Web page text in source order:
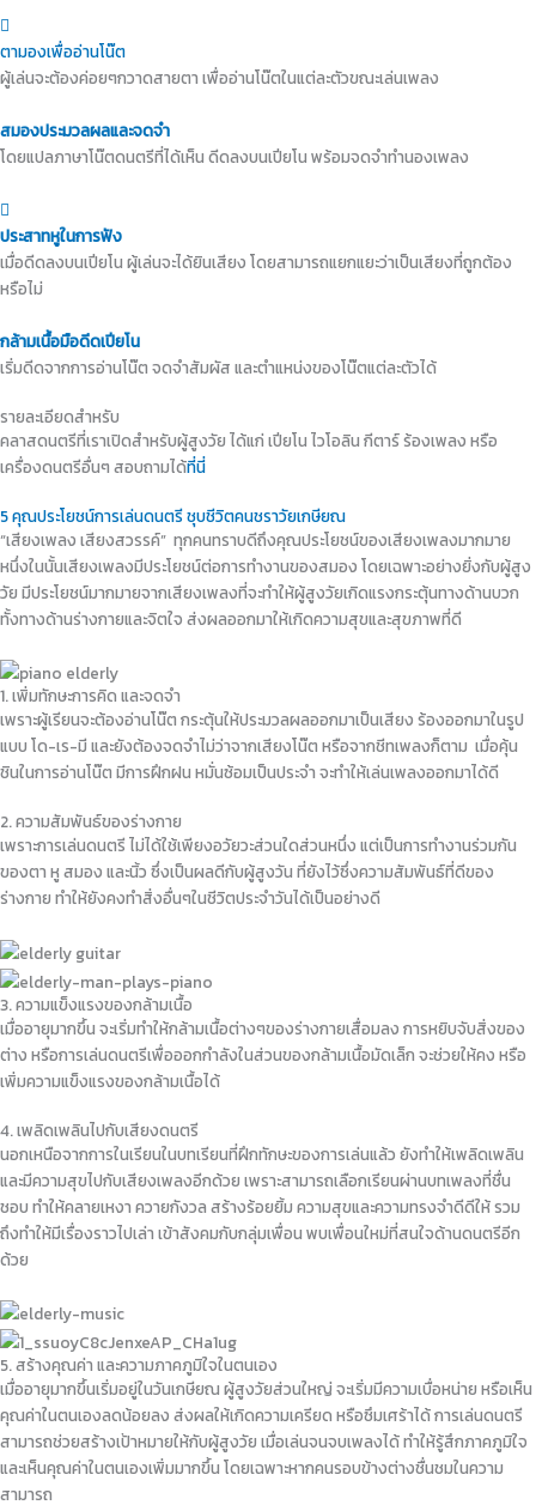
ตามองเพื่ออ่านโน๊ต
ผู้เล่นจะต้องค่อยๆกวาดสายตา เพื่ออ่านโน๊ตในแต่ละตัวขณะเล่นเพลง
สมองประมวลผลและจดจำ
โดยแปลภาษาโน๊ตดนตรีที่ได้เห็น ดีดลงบนเปียโน พร้อมจดจำทำนองเพลง
ประสาทหูในการฟัง
เมื่อดีดลงบนเปียโน ผู้เล่นจะได้ยินเสียง โดยสามารถแยกแยะว่าเป็นเสียงที่ถูกต้อง
หรือไม่
กล้ามเนื้อมือดีดเปียโน
เริ่มดีดจากการอ่านโน๊ต จดจำสัมผัส และตำแหน่งของโน๊ตแต่ละตัวได้
รายละเอียดสำหรับ
คลาสดนตรีที่เราเปิดสำหรับผู้สูงวัย ได้แก่ เปียโน ไวโอลิน กีตาร์ ร้องเพลง หรือ
เครื่องดนตรีอื่นๆ สอบถามได้ที่นี่
5 คุณประโยชน์การเล่นดนตรี ชุบชีวิตคนชราวัยเกษียณ
“เสียงเพลง เสียงสวรรค์” ทุกคนทราบดีถึงคุณประโยชน์ของเสียงเพลงมากมาย
หนึ่งในนั้นเสียงเพลงมีประโยชน์ต่อการทำงานของสมอง โดยเฉพาะอย่างยิ่งกับผู้สูง
วัย มีประโยชน์มากมายจากเสียงเพลงที่จะทำให้ผู้สูงวัยเกิดแรงกระตุ้นทางด้านบวก
ทั้งทางด้านร่างกายและจิตใจ ส่งผลออกมาให้เกิดความสุขและสุขภาพที่ดี
1. เพิ่มทักษะการคิด และจดจำ
เพราะผู้เรียนจะต้องอ่านโน๊ต กระตุ้นให้ประมวลผลออกมาเป็นเสียง ร้องออกมาในรูป
แบบ โด-เร-มี และยังต้องจดจำไม่ว่าจากเสียงโน๊ต หรือจากชีทเพลงก็ตาม เมื่อคุ้น
ชินในการอ่านโน๊ต มีการฝึกฝน หมั่นซ้อมเป็นประจำ จะทำให้เล่นเพลงออกมาได้ดี
2. ความสัมพันธ์ของร่างกาย
เพราะการเล่นดนตรี ไม่ได้ใช้เพียงอวัยวะส่วนใดส่วนหนึ่ง แต่เป็นการทำงานร่วมกัน
ของตา หู สมอง และนิ้ว ซึ่งเป็นผลดีกับผู้สูงวัน ที่ยังไว้ซึ่งความสัมพันธ์ที่ดีของ
ร่างกาย ทำให้ยังคงทำสิ่งอื่นๆในชีวิตประจำวันได้เป็นอย่างดี
3. ความแข็งแรงของกล้ามเนื้อ
เมื่ออายุมากขึ้น จะเริ่มทำให้กล้ามเนื้อต่างๆของร่างกายเสื่อมลง การหยิบจับสิ่งของ
ต่าง หรือการเล่นดนตรีเพื่อออกกำลังในส่วนของกล้ามเนื้อมัดเล็ก จะช่วยให้คง หรือ
เพิ่มความแข็งแรงของกล้ามเนื้อได้
4. เพลิดเพลินไปกับเสียงดนตรี
นอกเหนือจากการในเรียนในบทเรียนที่ฝึกทักษะของการเล่นแล้ว ยังทำให้เพลิดเพลิน
และมีความสุขไปกับเสียงเพลงอีกด้วย เพราะสามารถเลือกเรียนผ่านบทเพลงที่ชื่น
ชอบ ทำให้คลายเหงา ควายกังวล สร้างร้อยยิ้ม ความสุขและความทรงจำดีดีให้ รวม
ถึงทำให้มีเรื่องราวไปเล่า เข้าสังคมกับกลุ่มเพื่อน พบเพื่อนใหม่ที่สนใจด้านดนตรีอีก
ด้วย
5. สร้างคุณค่า และความภาคภูมิใจในตนเอง
เมื่ออายุมากขึ้นเริ่มอยู่ในวันเกษียณ ผู้สูงวัยส่วนใหญ่ จะเริ่มมีความเบื่อหน่าย หรือเห็น
คุณค่าในตนเองลดน้อยลง ส่งผลให้เกิดความเครียด หรือซึมเศร้าได้ การเล่นดนตรี
สามารถช่วยสร้างเป้าหมายให้กับผู้สูงวัย เมื่อเล่นจนจบเพลงได้ ทำให้รู้สึกภาคภูมิใจ
และเห็นคุณค่าในตนเองเพิ่มมากขึ้น โดยเฉพาะหากคนรอบข้างต่างชื่นชมในความ
สามารถ